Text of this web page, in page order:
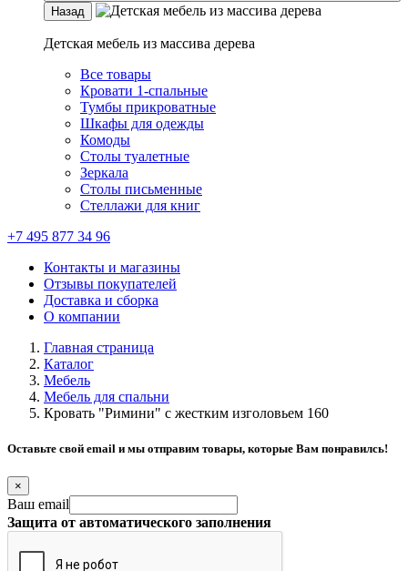
Назад
Детская мебель из массива дерева
Все товары
Кровати 1-спальные
Тумбы прикроватные
Шкафы для одежды
Комоды
Столы туалетные
Зеркала
Столы письменные
Стеллажи для книг
+7 495 877 34 96
Контакты и магазины
Отзывы покупателей
Доставка и сборка
О компании
Главная страница
Каталог
Мебель
Мебель для спальни
Кровать "Римини" с жестким изголовьем 160
Оставьте свой email и мы отправим товары, которые Вам понравилсь!
×
Ваш email
Защита от автоматического заполнения